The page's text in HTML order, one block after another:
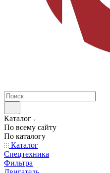
Каталог
По всему сайту
По каталогу
Каталог
Спецтехника
Фильтра